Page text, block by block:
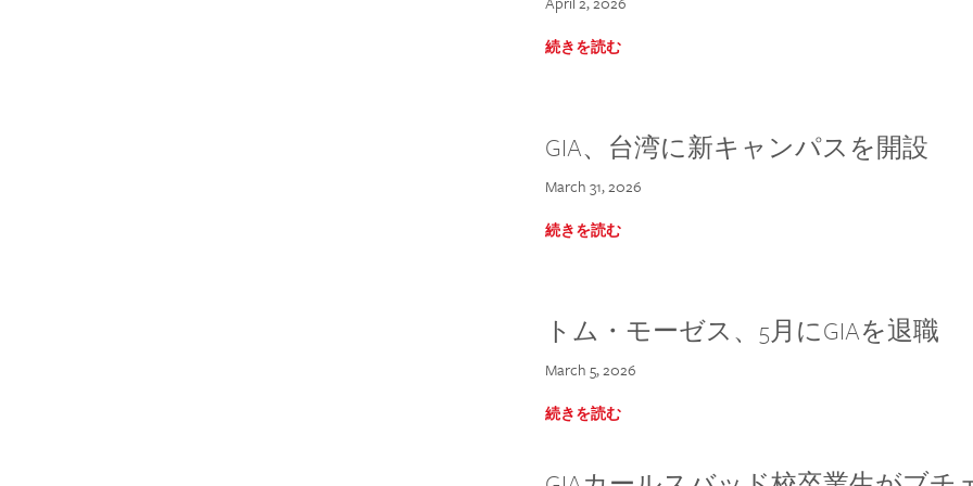
続きを読む
GIA、台湾に新キャンパスを開設
March 31, 2026
続きを読む
トム・モーゼス、5月にGIAを退職
March 5, 2026
続きを読む